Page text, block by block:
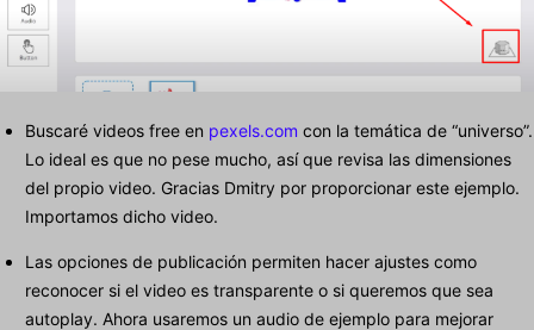
Buscaré videos free en pexels.com con la temática de “universo”.
Lo ideal es que no pese mucho, así que revisa las dimensiones
del propio video. Gracias Dmitry por proporcionar este ejemplo.
Importamos dicho video.
Las opciones de publicación permiten hacer ajustes como
reconocer si el video es transparente o si queremos que sea
autoplay. Ahora usaremos un audio de ejemplo para mejorar